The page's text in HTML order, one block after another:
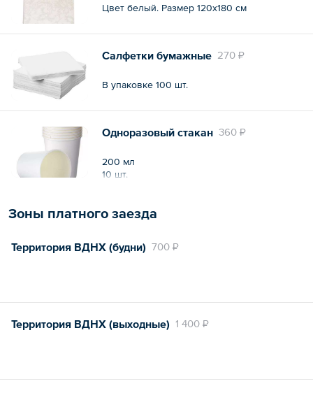
Цвет белый. Размер 120х180 см
270 ₽
Салфетки бумажные
В упаковке 100 шт.
360 ₽
Одноразовый стакан
200 мл
10 шт.
Зоны платного заезда
700 ₽
Территория ВДНХ (будни)
1 400 ₽
Территория ВДНХ (выходные)